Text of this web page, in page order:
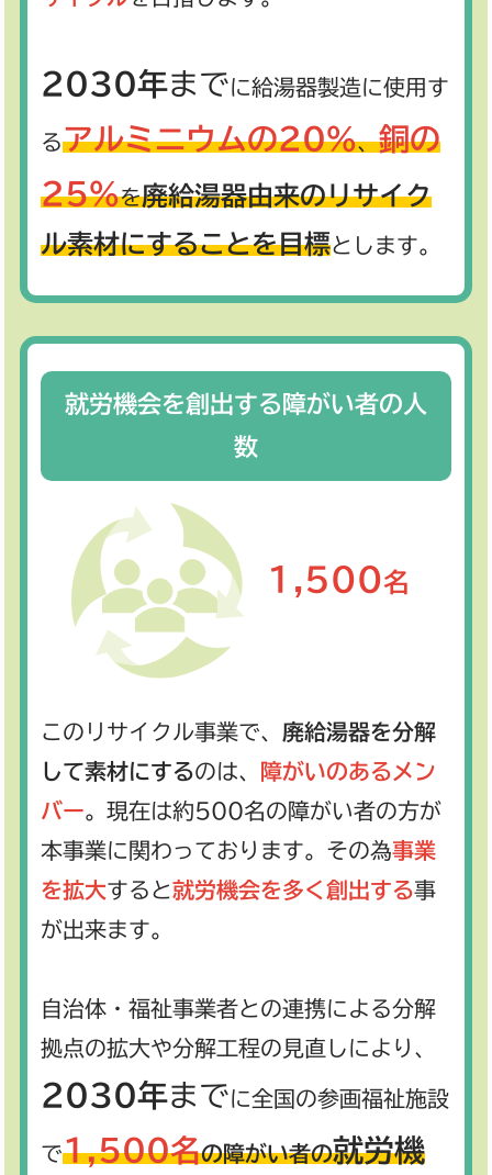
2030年までに給湯器製造に使用す
るアルミニウムの20%、銅の
25%を廃給湯器由来のリサイク
ル素材にすることを目標とします。
就労機会を創出する障がい者の人
数
1,500名
このリサイクル事業で、 廃給湯器を分解
して素材にするのは、
障がいのあるメン
バー。現在は約500名の障がい者の方が
本事業に関わっております。その為事業
を拡大すると就労機会を多く創出する事
が出来ます。
自治体・福祉事業者との連携による分解
拠点の拡大や分解工程の見直しにより、
2030年までに全国の参画福祉施設
で1,500名の障がい者の就労機